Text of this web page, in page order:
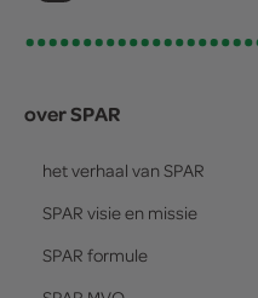
over SPAR
het verhaal van SPAR
SPAR visie en missie
SPAR formule